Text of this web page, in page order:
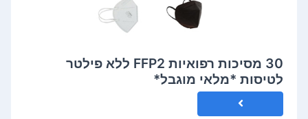
30 מסיכות רפואיות FFP2 ללא פילטר
לטיסות *מלאי מוגבל*